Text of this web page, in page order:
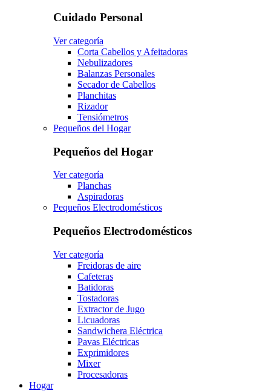
Cuidado Personal
Ver categoría
Corta Cabellos y Afeitadoras
Nebulizadores
Balanzas Personales
Secador de Cabellos
Planchitas
Rizador
Tensiómetros
Pequeños del Hogar
Pequeños del Hogar
Ver categoría
Planchas
Aspiradoras
Pequeños Electrodomésticos
Pequeños Electrodomésticos
Ver categoría
Freidoras de aire
Cafeteras
Batidoras
Tostadoras
Extractor de Jugo
Licuadoras
Sandwichera Eléctrica
Pavas Eléctricas
Exprimidores
Mixer
Procesadoras
Hogar